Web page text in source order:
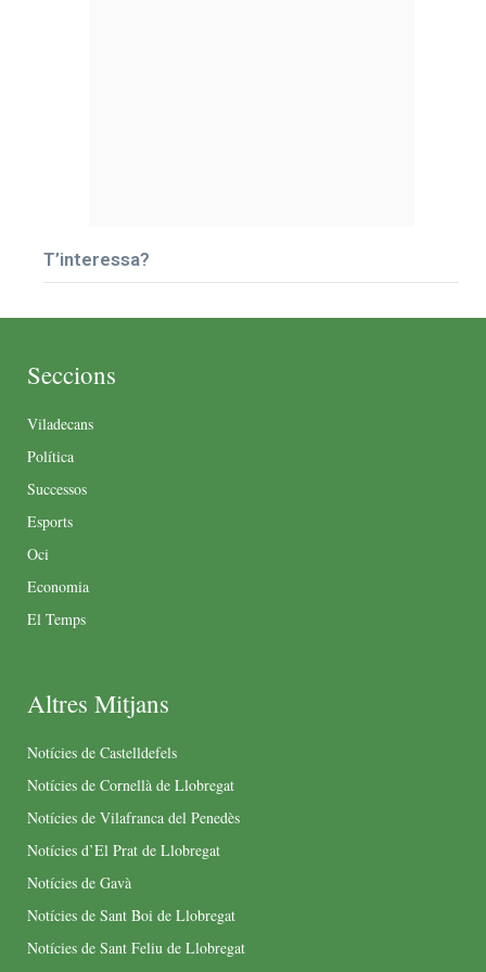
T’interessa?
Seccions
Viladecans
Política
Successos
Esports
Oci
Economia
El Temps
Altres Mitjans
Notícies de Castelldefels
Notícies de Cornellà de Llobregat
Notícies de Vilafranca del Penedès
Notícies d’El Prat de Llobregat
Notícies de Gavà
Notícies de Sant Boi de Llobregat
Notícies de Sant Feliu de Llobregat